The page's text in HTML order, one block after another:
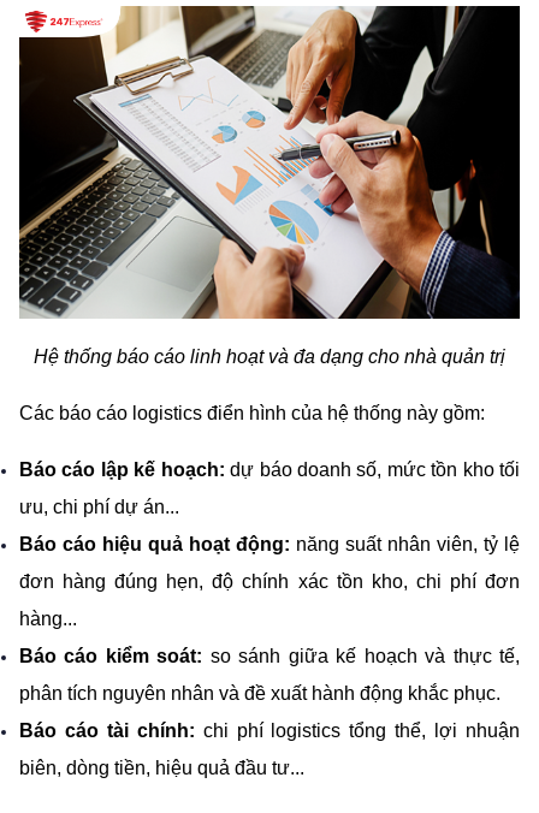
Hệ thống báo cáo linh hoạt và đa dạng cho nhà quản trị
Các báo cáo logistics điển hình của hệ thống này gồm:
Báo cáo lập kế hoạch: dự báo doanh số, mức tồn kho tối
ưu, chi phí dự án...
Báo cáo hiệu quả hoạt động: năng suất nhân viên, tỷ lệ
đơn hàng đúng hẹn, độ chính xác tồn kho, chi phí đơn
hàng...
Báo cáo kiểm soát: so sánh giữa kế hoạch và thực tế,
phân tích nguyên nhân và đề xuất hành động khắc phục.
Báo cáo tài chính: chi phí logistics tổng thể, lợi nhuận
biên, dòng tiền, hiệu quả đầu tư...